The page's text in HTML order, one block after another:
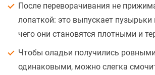
После переворачивания не
лопаткой: это выпускает пузырьки
чего они становятся плотными и
Чтобы оладьи получились
одинаковыми, можно слегка